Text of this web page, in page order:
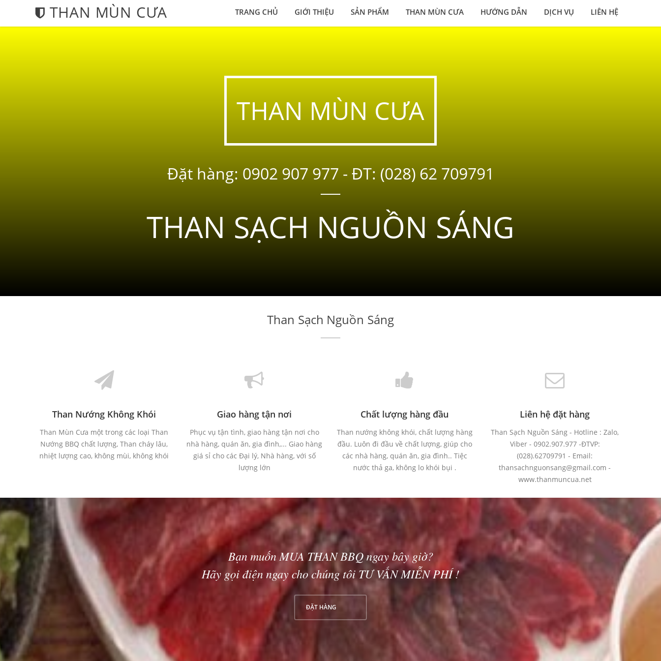
THAN MÙN CƯA TRANG CHỦ GIỚI THIỆU SẢN PHẨM THAN MÙN CƯA HƯỚNG DẪN DỊCH VỤ LIÊN HỆ
THAN MÙN CƯA
Đặt hàng: 0902 907 977 - ĐT: (028) 62 709791
THAN SẠCH NGUỒN SÁNG
Than Sạch Nguồn Sáng
Than Nướng Không Khói
Than Mùn Cưa một trong các loại Than
Nướng BBQ chất lượng, Than cháy lâu,
nhiệt lượng cao, không mùi, không khói
Giao hàng tận nơi
Phục vụ tận tình, giao hàng tận nơi cho
nhà hàng, quán ăn, gia đình,... Giao hàng
giá sỉ cho các Đại lý, Nhà hàng, với số
lượng lớn
Chất lượng hàng đầu
Than nướng không khói, chất lượng hàng
đầu. Luôn đi đầu về chất lượng, giúp cho
các nhà hàng, quán ăn, gia đình.. Tiệc
nước thả ga, không lo khói bụi .
Liên hệ đặt hàng
Than Sạch Nguồn Sáng - Hotline : Zalo,
Viber - 0902.907.977 -ĐTVP:
(028).62709791 - Email:
thansachnguonsang@gmail.com -
www.thanmuncua.net
Bạn muốn MUA THAN BBQngay bây giờ?
Hãy gọi điện ngay cho chúng tôi TƯ VẤN MIỄN PHÍ!
ĐẶT HÀNG